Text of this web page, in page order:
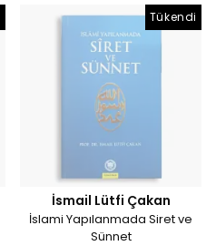
Tükendi
İsmail Lütfi Çakan
İslami Yapılanmada Siret ve
Sünnet